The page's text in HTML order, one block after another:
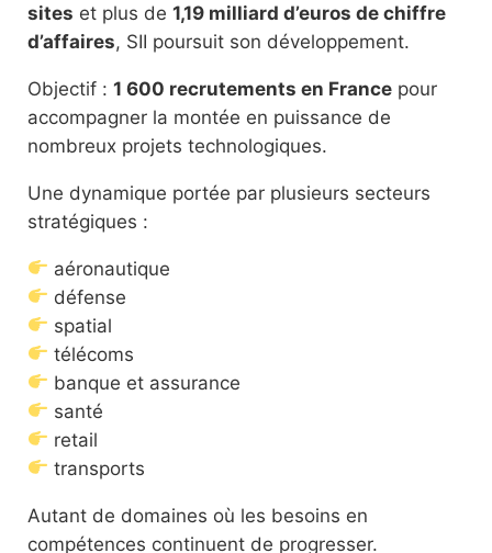
sites et plus de 1,19 milliard d’euros de chiffre
d’affaires, SII poursuit son développement.
Objectif : 1 600 recrutements en France pour
accompagner la montée en puissance de
nombreux projets technologiques.
Une dynamique portée par plusieurs secteurs
stratégiques :
aéronautique
défense
spatial
télécoms
banque et assurance
santé
retail
transports
Autant de domaines où les besoins en
compétences continuent de progresser.